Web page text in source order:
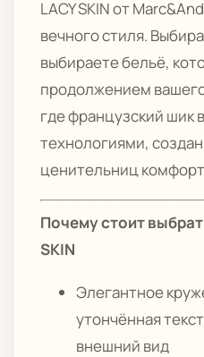
LACY SKIN от
вечного стиля.
выбираете бельё,
продолжением
где французский шик
технологиями,
ценительниц
Почему стоит
SKIN
Элегантное
утончённая
внешний вид